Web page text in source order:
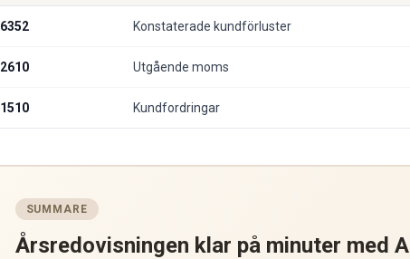
6352 Konstaterade kundförluster
2610 Utgående moms
1510 Kundfordringar
SUMMARE
Årsredovisningen klar på minuter med